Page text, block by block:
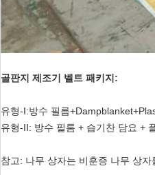
골판지 제조기 벨트 패키지:
유형-I:방수 필름
유형-II: 방수 필름 + 습기찬 담요 +
참고: 나무 상자는 비훈증 나무 상